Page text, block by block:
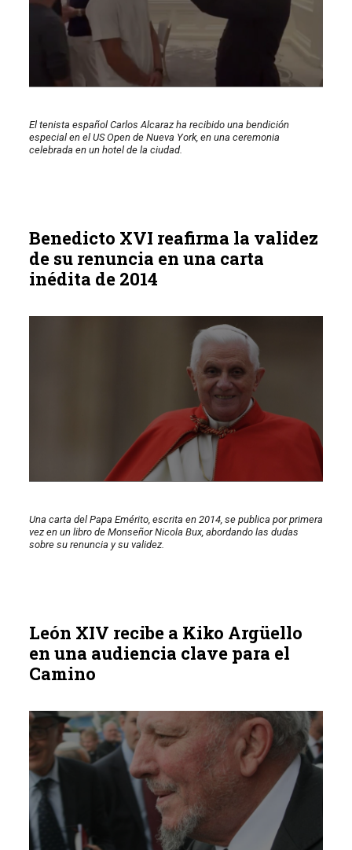
El tenista español Carlos Alcaraz ha recibido una bendición
especial en el US Open de Nueva York, en una ceremonia
celebrada en un hotel de la ciudad.
Benedicto XVI reafirma la validez
de su renuncia en una carta
inédita de 2014
Una carta del Papa Emérito, escrita en 2014, se publica por primera
vez en un libro de Monseñor Nicola Bux, abordando las dudas
sobre su renuncia y su validez.
León XIV recibe a Kiko Argüello
en una audiencia clave para el
Camino